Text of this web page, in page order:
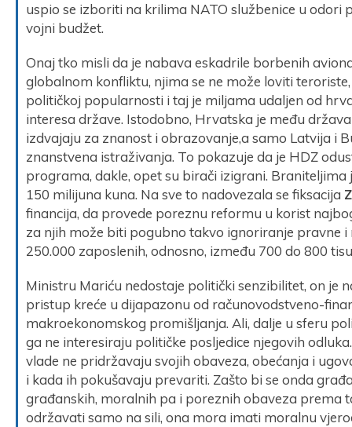
uspio se izboriti na krilima NATO službenice u odori
vojni budžet.
Onaj tko misli da je nabava eskadrile borbenih
globalnom konfliktu, njima se ne može loviti
političkoj popularnosti i taj je miljama udaljen od
interesa države. Istodobno, Hrvatska je među
izdvajaju za znanost i obrazovanje,a samo Latvija i
znanstvena istraživanja. To pokazuje da je HDZ
programa, dakle, opet su birači izigrani.
150 milijuna kuna. Na sve to nadovezala se fiksacija
financija, da provede poreznu reformu u korist
za njih može biti pogubno takvo ignoriranje pravne
250.000 zaposlenih, odnosno, između 700 do 800
Ministru Mariću nedostaje politički senzibilitet, on je
pristup kreće u dijapazonu od računovodstveno-
makroekonomskog promišljanja. Ali, dalje u sferu
ga ne interesiraju političke posljedice njegovih
vlade ne pridržavaju svojih obaveza, obećanja i
i kada ih pokušavaju prevariti. Zašto bi se onda
građanskih, moralnih pa i poreznih obaveza prema
održavati samo na sili, ona mora imati moralnu